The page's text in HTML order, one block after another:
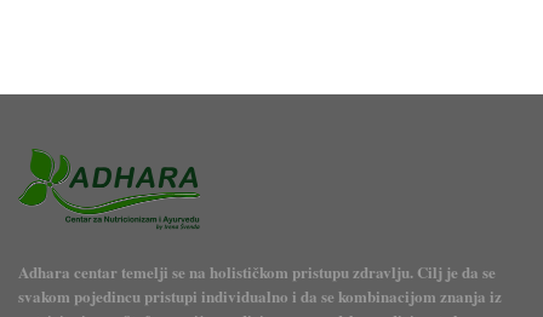
Adhara centar temelji se na holističkom pristupu zdravlju. Cilj je da se
svakom pojedincu pristupi individualno i da se kombinacijom znanja iz